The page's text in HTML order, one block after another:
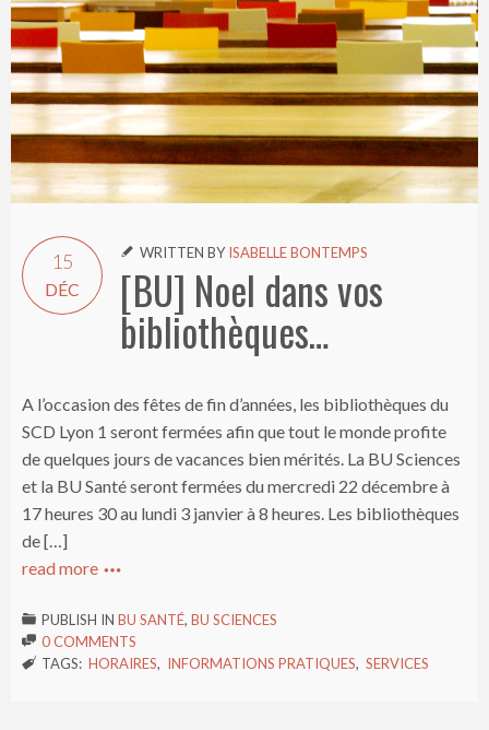
15
DÉC
 WRITTEN BYISABELLE BONTEMPS
[BU] Noel dans vos
bibliothèques…
A l’occasion des fêtes de fin d’années, les bibliothèques du
SCD Lyon 1 seront fermées afin que tout le monde profite
de quelques jours de vacances bien mérités. La BU Sciences
et la BU Santé seront fermées du mercredi 22 décembre à
17 heures 30 au lundi 3 janvier à 8 heures. Les bibliothèques
de […]
read more 
 PUBLISH IN BU SANTÉ, BU SCIENCES
 0 COMMENTS
 TAGS: HORAIRES, INFORMATIONS PRATIQUES, SERVICES